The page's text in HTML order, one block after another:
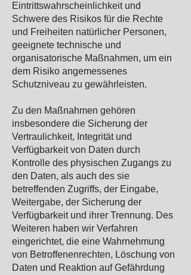
Eintrittswahrscheinlichkeit und
Schwere des Risikos für die Rechte
und Freiheiten natürlicher Personen,
geeignete technische und
organisatorische Maßnahmen, um ein
dem Risiko angemessenes
Schutzniveau zu gewährleisten.
Zu den Maßnahmen gehören
insbesondere die Sicherung der
Vertraulichkeit, Integrität und
Verfügbarkeit von Daten durch
Kontrolle des physischen Zugangs zu
den Daten, als auch des sie
betreffenden Zugriffs, der Eingabe,
Weitergabe, der Sicherung der
Verfügbarkeit und ihrer Trennung. Des
Weiteren haben wir Verfahren
eingerichtet, die eine Wahrnehmung
von Betroffenenrechten, Löschung von
Daten und Reaktion auf Gefährdung